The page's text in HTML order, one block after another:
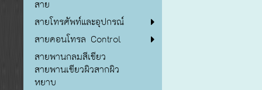
สาย
สายโทรศัพท์และอุปกรณ์
สายคอนโทรล Control
สายพานกลมสีเขียว
สายพานเขียวผิวสากผิว
หยาบ